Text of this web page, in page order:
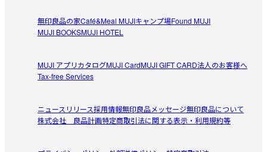
無印良品の家Café&Meal MUJIキャンプ場Found MUJI
MUJI BOOKSMUJI HOTEL
MUJI アプリカタログMUJI CardMUJI GIFT CARD法人のお客様へ
Tax-free Services
ニュースリリース採用情報無印良品メッセージ無印良品について
株式会社 良品計画特定商取引法に関する表示・利用規約等